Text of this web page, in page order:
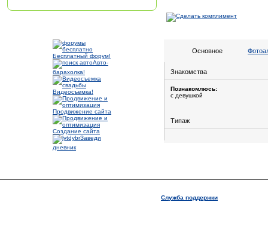
Бесплатный форум!
Авто-
барахолка!
Видеосъемка!
Продвижение сайта
Создание сайта
Заведи
дневник
Основное
Знакомства
Познакомлюсь:
с девушкой
Типаж
Служба поддержки